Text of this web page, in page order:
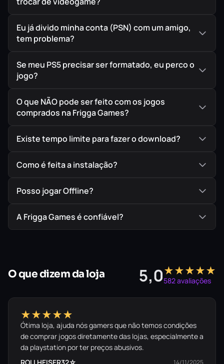
Eu já divido minha conta (PSN) com um amigo,
tem problema?
Se meu PS5 precisar ser formatado, eu perco o
jogo?
O que NÃO pode ser feito com os jogos
comprados na Frigga Games?
Existe tempo limite para fazer o download?
Como é feita a instalação?
Posso jogar Offline?
A Frigga Games é confiável?
O que dizem da loja 5,0★★★★★
582 avaliações
★★★★★
Ótima loja, ajuda nós gamers que não temos condições
de comprar jogos diretamente das lojas, especialmente a
da playstation por ter preços abusivos.
14/11/2025